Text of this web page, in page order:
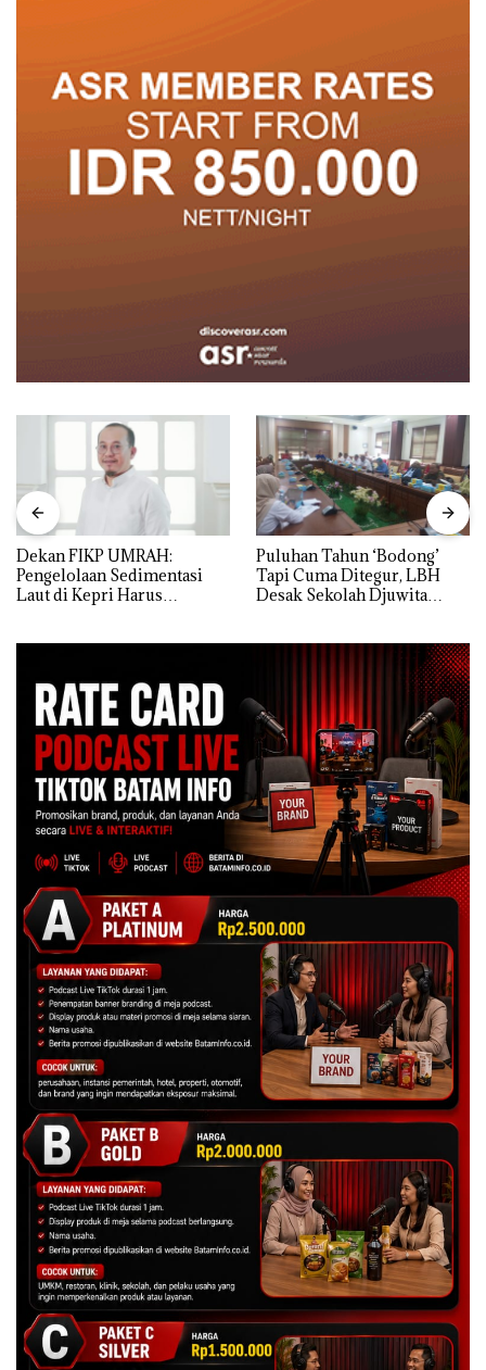
Dekan FIKP UMRAH:
Pengelolaan Sedimentasi
Laut di Kepri Harus
Puluhan Tahun ‘Bodong’
Tapi Cuma Ditegur, LBH
Desak Sekolah Djuwita